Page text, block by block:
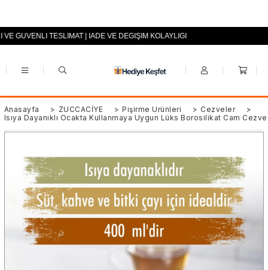
+90 (0553) 694 94 70
GÜVENLİ TESLİMAT | İADE VE DEĞİŞİM KOLAYLIĞI
Anasayfa > ZÜCCACİYE > Pişirme Ürünleri > Cezveler
>
Isıya Dayanıklı Ocakta Kullanmaya Uygun Lüks Borosilikat Cam